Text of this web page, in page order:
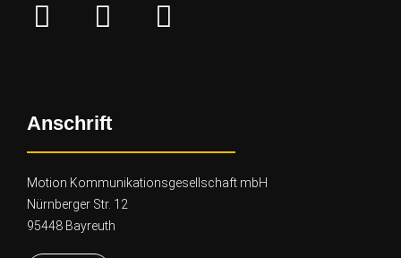
Anschrift
Motion Kommunikationsgesellschaft mbH
Nürnberger Str. 12
95448 Bayreuth